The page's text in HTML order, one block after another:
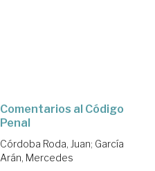
Comentarios al Código
Penal
Córdoba Roda, Juan; García
Arán, Mercedes